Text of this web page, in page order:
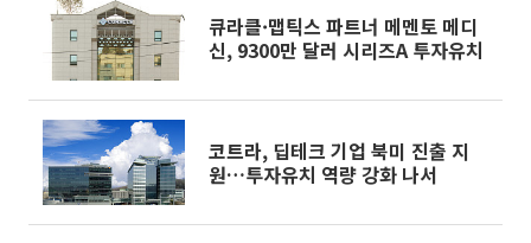
큐라클·맵틱스 파트너 메멘토 메디
신, 9300만 달러 시리즈A 투자유치
코트라, 딥테크 기업 북미 진출 지
원…투자유치 역량 강화 나서